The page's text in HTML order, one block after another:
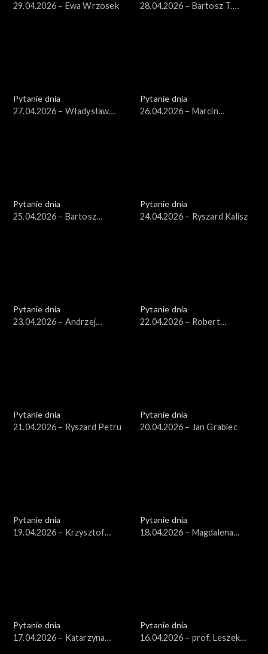
29.04.2026 – Ewa Wrzosek
28.04.2026 – Bartosz T.
Pytanie dnia
27.04.2026 – Władysław
Pytanie dnia
26.04.2026 – Marcin
Pytanie dnia
25.04.2026 – Bartosz
Pytanie dnia
24.04.2026 – Ryszard Kalisz
Pytanie dnia
23.04.2026 – Andrzej
Pytanie dnia
22.04.2026 – Robert
Pytanie dnia
21.04.2026 – Ryszard Petru
Pytanie dnia
20.04.2026 – Jan Grabiec
Pytanie dnia
19.04.2026 – Krzysztof
Pytanie dnia
18.04.2026 – Magdalena
Pytanie dnia
17.04.2026 – Katarzyna
Pytanie dnia
16.04.2026 – prof. Leszek